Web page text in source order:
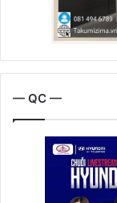
— QC —